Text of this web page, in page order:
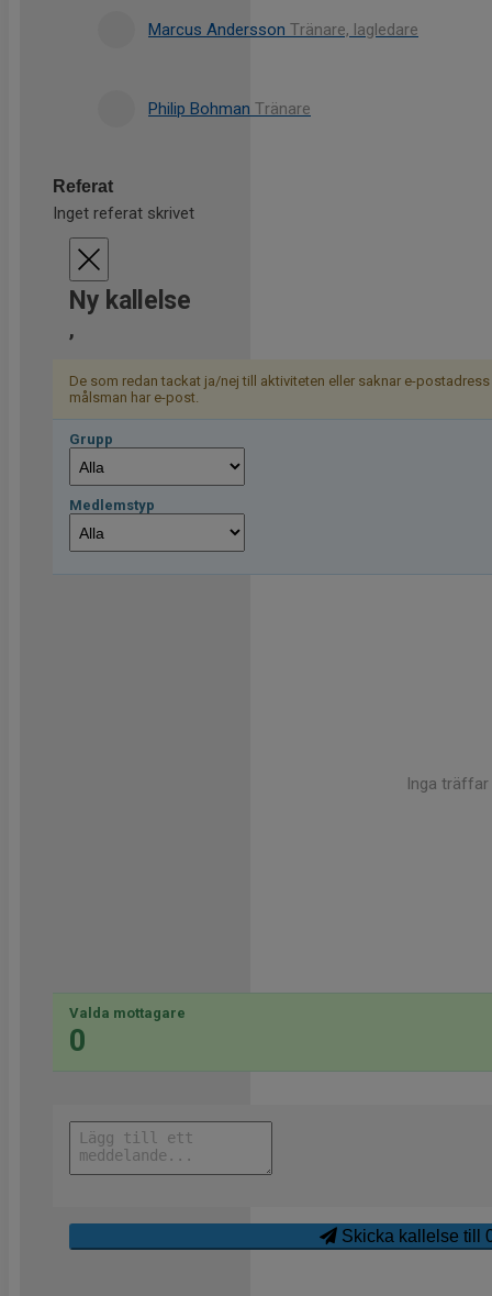
Marcus Andersson Tränare, lagledare
Philip Bohman Tränare
Referat
Inget referat skrivet
Ny kallelse
,
De som redan tackat ja/nej till aktiviteten eller saknar e-
målsman har e-post.
Grupp
Medlemstyp
Inga träffar
Valda mottagare
0
Skicka kallelse till